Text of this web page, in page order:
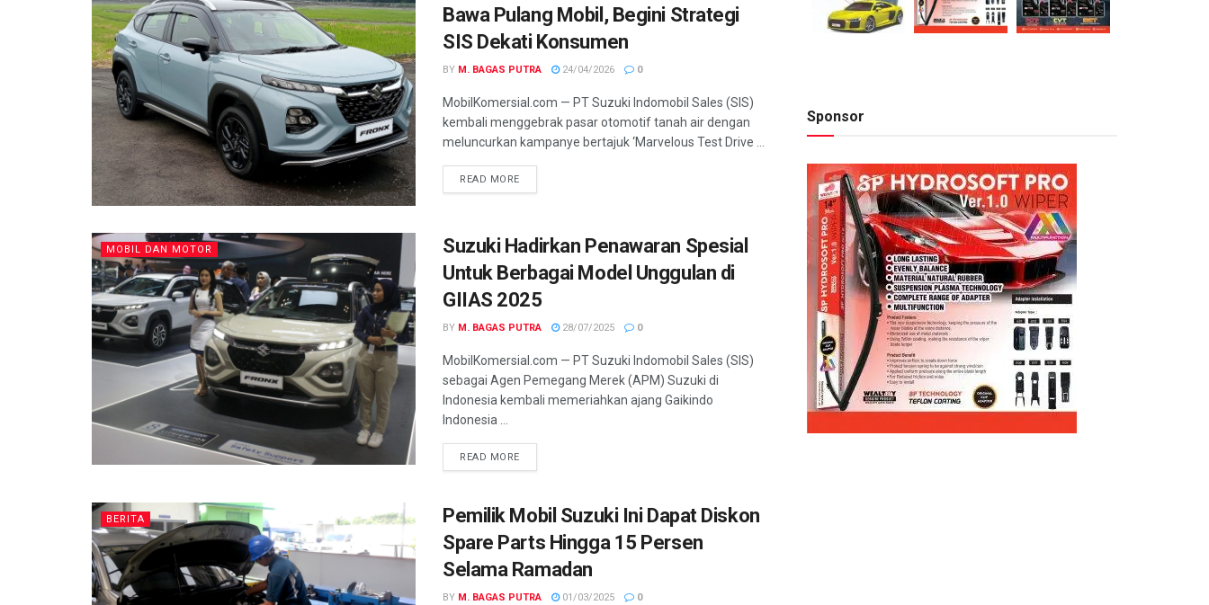
Bawa Pulang Mobil, Begini Strategi
SIS Dekati Konsumen
BY M. BAGAS PUTRA 24/04/2026 0
MobilKomersial.com — PT Suzuki Indomobil Sales (SIS)
kembali menggebrak pasar otomotif tanah air dengan
meluncurkan kampanye bertajuk ‘Marvelous Test Drive ...
READ MORE
MOBIL DAN MOTOR
Suzuki Hadirkan Penawaran Spesial
Untuk Berbagai Model Unggulan di
GIIAS 2025
BY M. BAGAS PUTRA 28/07/2025 0
MobilKomersial.com — PT Suzuki Indomobil Sales (SIS)
sebagai Agen Pemegang Merek (APM) Suzuki di
Indonesia kembali memeriahkan ajang Gaikindo
Indonesia ...
READ MORE
BERITA
Pemilik Mobil Suzuki Ini Dapat Diskon
Spare Parts Hingga 15 Persen
Selama Ramadan
BY M. BAGAS PUTRA 01/03/2025 0
Sponsor